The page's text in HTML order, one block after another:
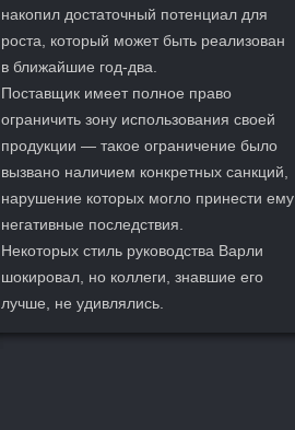
накопил достаточный потенциал для
роста, который может быть реализован
в ближайшие год-два.
Поставщик имеет полное право
ограничить зону использования своей
продукции — такое ограничение было
вызвано наличием конкретных санкций,
нарушение которых могло принести ему
негативные последствия.
Некоторых стиль руководства Варли
шокировал, но коллеги, знавшие его
лучше, не удивлялись.